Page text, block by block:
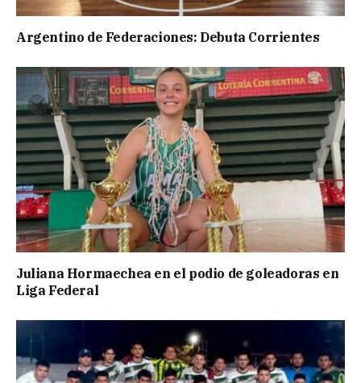
Argentino de Federaciones: Debuta Corrientes
Juliana Hormaechea en el podio de goleadoras en
Liga Federal